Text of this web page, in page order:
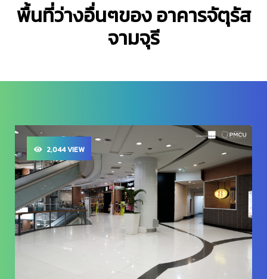
พื้นที่ว่างอื่นๆของ อาคารจัตุรัส
จามจุรี
2,044 VIEW